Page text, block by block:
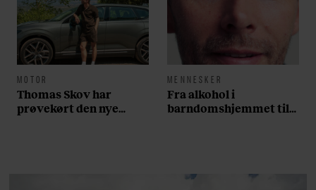
MOTOR
Thomas Skov har
prøvekørt den nye
MENNESKER
Fra alkohol i
barndomshjemmet til